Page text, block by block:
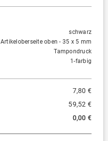
schwarz
Artikeloberseite oben - 35 x 5 mm
Tampondruck
1-farbig
7,80 €
59,52 €
0,00 €